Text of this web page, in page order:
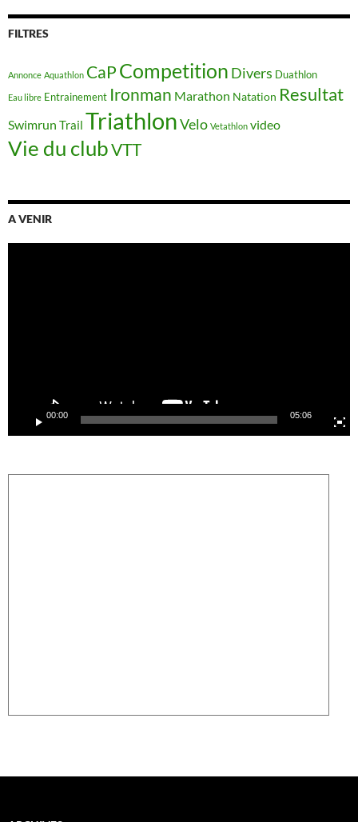
FILTRES
Annonce Aquathlon CaP Competition Divers Duathlon
Eau libre Entrainement Ironman Marathon Natation Resultat
Swimrun Trail TriathlonVelo Vetathlon video
Vie du clubVTT
A VENIR
00:00 05:06